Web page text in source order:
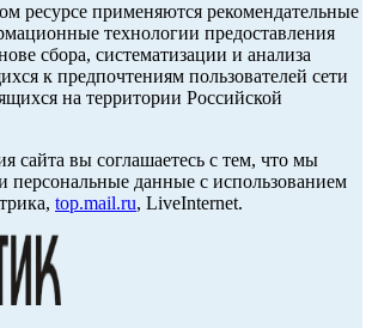
ресурсе применяются рекомендательные
технологии предоставления
сбора, систематизации и анализа
к предпочтениям пользователей сети
на территории Российской
сайта вы соглашаетесь с тем, что мы
персональные данные с использованием
top.mail.ru, LiveInternet.